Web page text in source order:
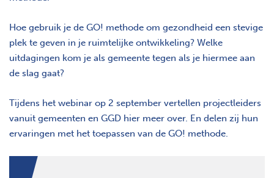
Hoe gebruik je de GO! methode om gezondheid een stevige
plek te geven in je ruimtelijke ontwikkeling? Welke
uitdagingen kom je als gemeente tegen als je hiermee aan
de slag gaat?
Tijdens het webinar op 2 september vertellen projectleiders
vanuit gemeenten en GGD hier meer over. En delen zij hun
ervaringen met het toepassen van de GO! methode.